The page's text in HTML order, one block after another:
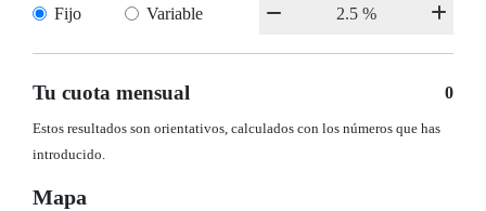
Fijo Variable
Tu cuota mensual 0
Estos resultados son orientativos, calculados con los números que has
introducido.
Mapa